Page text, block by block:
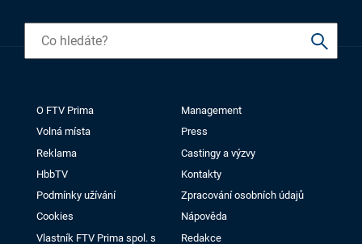
O FTV Prima
Management
Volná místa
Press
Reklama
Castingy a výzvy
HbbTV
Kontakty
Podmínky užívání
Zpracování osobních údajů
Cookies
Nápověda
Vlastník FTV Prima spol. s
Redakce